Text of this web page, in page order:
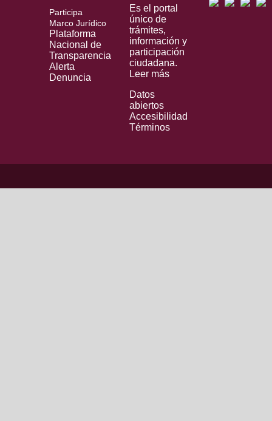
Participa
Marco Jurídico
Plataforma
Nacional de
Transparencia
Alerta
Denuncia
Es el portal
único de
trámites,
información y
participación
ciudadana.
Leer más
Datos
abiertos
Accesibilidad
Términos